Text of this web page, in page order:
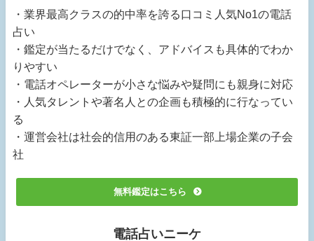
・業界最高クラスの的中率を誇る口コミ人気No1の電話
占い
・鑑定が当たるだけでなく、アドバイスも具体的でわか
りやすい
・電話オペレーターが小さな悩みや疑問にも親身に対応
・人気タレントや著名人との企画も積極的に行なってい
る
・運営会社は社会的信用のある東証一部上場企業の子会
社
無料鑑定はこちら
電話占いニーケ